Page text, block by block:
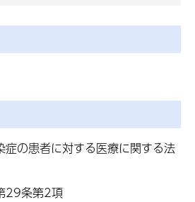
症の患者に対する医療に関する法
29条第2項